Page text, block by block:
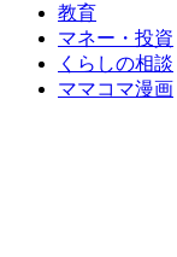
教育
マネー・投資
くらしの相談
ママコマ漫画